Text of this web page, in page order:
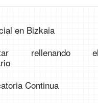
en Bizkaia
rellenando el
Continua